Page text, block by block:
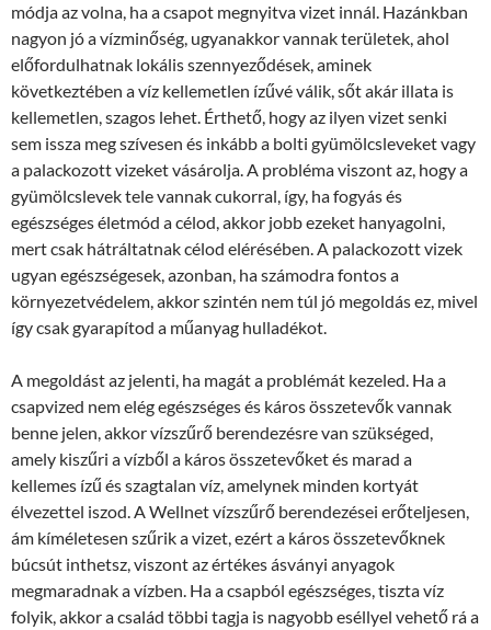
módja az volna, ha a csapot megnyitva vizet innál. Hazánkban
nagyon jó a vízminőség, ugyanakkor vannak területek, ahol
előfordulhatnak lokális szennyeződések, aminek
következtében a víz kellemetlen ízűvé válik, sőt akár illata is
kellemetlen, szagos lehet. Érthető, hogy az ilyen vizet senki
sem issza meg szívesen és inkább a bolti gyümölcsleveket vagy
a palackozott vizeket vásárolja. A probléma viszont az, hogy a
gyümölcslevek tele vannak cukorral, így, ha fogyás és
egészséges életmód a célod, akkor jobb ezeket hanyagolni,
mert csak hátráltatnak célod elérésében. A palackozott vizek
ugyan egészségesek, azonban, ha számodra fontos a
környezetvédelem, akkor szintén nem túl jó megoldás ez, mivel
így csak gyarapítod a műanyag hulladékot.
A megoldást az jelenti, ha magát a problémát kezeled. Ha a
csapvized nem elég egészséges és káros összetevők vannak
benne jelen, akkor vízszűrő berendezésre van szükséged,
amely kiszűri a vízből a káros összetevőket és marad a
kellemes ízű és szagtalan víz, amelynek minden kortyát
élvezettel iszod. A Wellnet vízszűrő berendezései erőteljesen,
ám kíméletesen szűrik a vizet, ezért a káros összetevőknek
búcsút inthetsz, viszont az értékes ásványi anyagok
megmaradnak a vízben. Ha a csapból egészséges, tiszta víz
folyik, akkor a család többi tagja is nagyobb eséllyel vehető rá a